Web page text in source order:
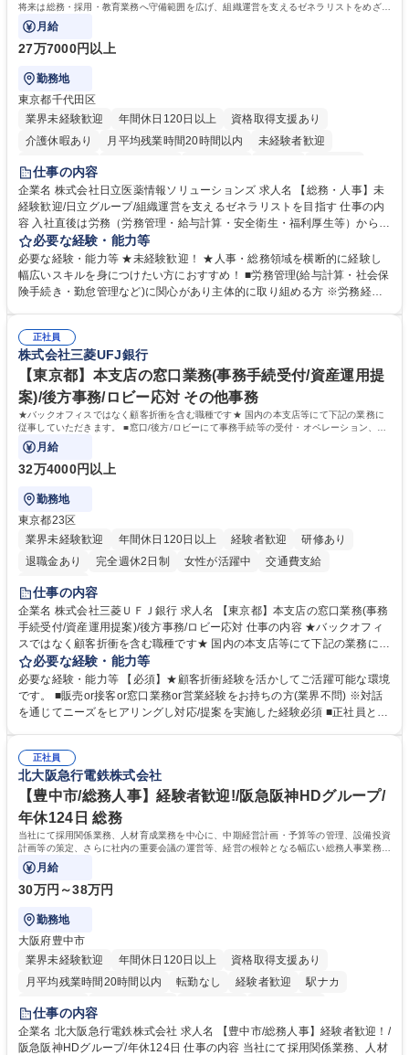
将来は総務・採用・教育業務へ守備範囲を広げ、組織運営を支えるゼネラリストをめざせ
ます。
月給
27万7000円以上
勤務地
東京都千代田区
業界未経験歓迎
年間休日120日以上
資格取得支援あり
介護休暇あり
月平均残業時間20時間以内
未経験者歓迎
住宅手当あり
育休あり
完全週休2日制 交通費支給 土日祝休み 寮・社宅あり
仕事の内容
企業名 株式会社日立医薬情報ソリューションズ 求人名 【総務・人事】未
経験歓迎/日立グループ/組織運営を支えるゼネラリストを目指す 仕事の内
容 入社直後は労務（労務管理・給与計算・安全衛生・福利厚生等）からお
任せいたします。将来は総務・採用・教育業務へ守備範囲を広げ、組織運
営を支えるゼネラリストをめざせます。 ・初期業務：労働時間管理、給与
計算、社会保険対応、福利厚生管理、安全衛生、健康経営推進等をお任せ
します。ご経験に応じて、休職者管理など、幅広く経験を積んでいただき
幅広く経験を積みたい意欲がある方に最適な環境です。 募集職種 【総
務・人事】未経験歓迎/日立グループ/組織運営を支えるゼネラリストを目
指す
必要な経験・能力等
必要な経験・能力等 ★未経験歓迎！ ★人事・総務領域を横断的に経験し
幅広いスキルを身につけたい方におすすめ！ ■労務管理(給与計算・社会保
険手続き・勤怠管理など)に関心があり主体的に取り組める方 ※労務経験
のご経験 ■労務管理（給与計算・社会保険手続き・勤怠管理など）の経験
■衛生管理者の資格をお持ちの方 学歴・資格 学歴：大学院 大学 高専 短大
専修学校 高校 語学力： 資格：
正社員
株式会社三菱UFJ銀行
【東京都】本支店の窓口業務(事務手続受付/資産運用提
案)/後方事務/ロビー応対 その他事務
★バックオフィスではなく顧客折衝を含む職種です★ 国内の本支店等にて下記の業務に
従事していただきます。 ■窓口/後方/ロビーにて事務手続等の受付・オペレーション、お
客様対応
月給
32万4000円以上
勤務地
東京都23区
業界未経験歓迎
年間休日120日以上 経験者歓迎
研修あり
退職金あり
完全週休2日制 女性が活躍中
交通費支給
土日祝休み
仕事の内容
企業名 株式会社三菱ＵＦＪ銀行 求人名 【東京都】本支店の窓口業務(事務
手続受付/資産運用提案)/後方事務/ロビー応対 仕事の内容 ★バックオフィ
スではなく顧客折衝を含む職種です★ 国内の本支店等にて下記の業務に従
事していただきます。 ■窓口/後方/ロビーにて事務手続等の受付・オペレ
ーション、お客様対応 ■窓口にて、ご来店された個人のお客様に対して金
融商品のご提案 ■効率的な事務運用の検討・構築等 ≪業務紹介：ご応募前
に必ずご覧ください≫ ※記事 https://www.mysite.bk.mufg.jp/career/circle/
必要な経験・能力等
必要な経験・能力等 【必須】★顧客折衝経験を活かしてご活躍可能な環境
です。 ■販売or接客or窓口業務or営業経験をお持ちの方(業界不問) ※対話
を通じてニーズをヒアリングし対応/提案を実施した経験必須 ■正社員とし
るので安心して入行いただけます。 幅広いキャリアの選択肢があり、公募
や社内副業等を活用し、 一人ひとりが挑戦できるカルチャーが浸透してい
ます。 学歴・資格 学歴：大学院 大学 高専 短大 専修学校 高校 語学力：
資格：
正社員
北大阪急行電鉄株式会社
【豊中市/総務人事】経験者歓迎!/阪急阪神HDグループ/
年休124日 総務
当社にて採用関係業務、人材育成業務を中心に、中期経営計画・予算等の管理、設備投資
計画等の策定、さらに社内の重要会議の運営等、経営の根幹となる幅広い総務人事業務全
般を担当していただきます。
月給
30万円～38万円
勤務地
大阪府豊中市
業界未経験歓迎
年間休日120日以上
資格取得支援あり
月平均残業時間20時間以内
転勤なし 経験者歓迎
駅ナカ
退職金あり
土日祝休み
服装自由 昼食補助あり 食事補助あり
仕事の内容
企業名 北大阪急行電鉄株式会社 求人名 【豊中市/総務人事】経験者歓迎！/
阪急阪神HDグループ/年休124日 仕事の内容 当社にて採用関係業務、人材